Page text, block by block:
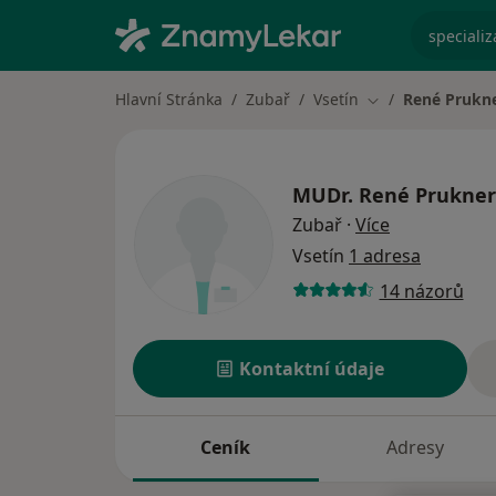
Hlavní Stránka Zubař Vsetín Změna města
René
MUDr. René Prukner
Zubař · Více
Vsetín 1 adresa
14 názorů
Kontaktní údaje
Ceník Adresy